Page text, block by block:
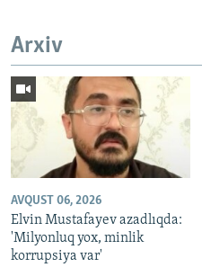
Arxiv
AVQUST 06, 2026
Elvin Mustafayev azadlıqda:
'Milyonluq yox, minlik
korrupsiya var'